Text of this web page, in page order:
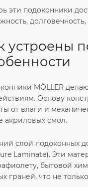
эти подоконники
устроены
MÖLLER
Основу
от влаги и
акриловых смол.
слой подоконных
Laminate). Эти
бытовой
граней, что не